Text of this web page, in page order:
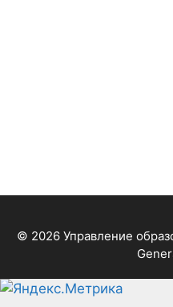
© 2026 Управление